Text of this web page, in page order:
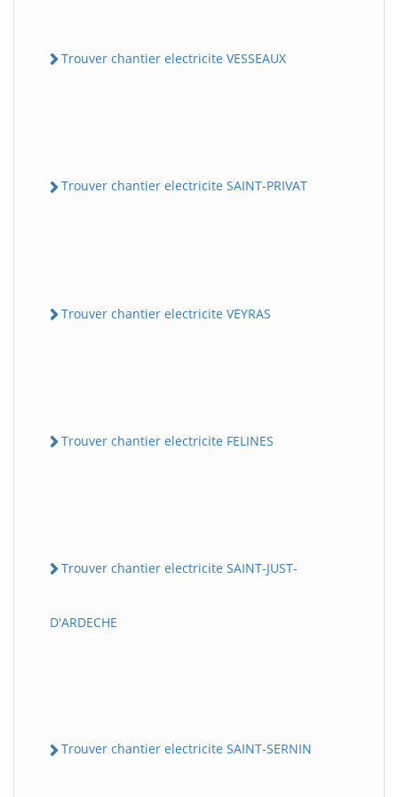
Trouver chantier electricite VESSEAUX
Trouver chantier electricite SAINT-PRIVAT
Trouver chantier electricite VEYRAS
Trouver chantier electricite FELINES
Trouver chantier electricite SAINT-JUST-
D'ARDECHE
Trouver chantier electricite SAINT-SERNIN